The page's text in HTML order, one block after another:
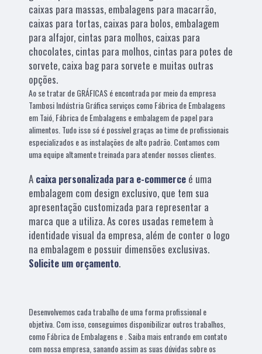
caixas para massas, embalagens para macarrão,
caixas para tortas, caixas para bolos, embalagem
para alfajor, cintas para molhos, caixas para
chocolates, cintas para molhos, cintas para potes de
sorvete, caixa bag para sorvete e muitas outras
opções.
Ao se tratar de GRÁFICAS é encontrada por meio da empresa
Tambosi Indústria Gráfica serviços como Fábrica de Embalagens
em Taió, Fábrica de Embalagens e embalagem de papel para
alimentos. Tudo isso só é possível graças ao time de profissionais
especializados e as instalações de alto padrão. Contamos com
uma equipe altamente treinada para atender nossos clientes.
A caixa personalizada para e-commerce é uma
embalagem com design exclusivo, que tem sua
apresentação customizada para representar a
marca que a utiliza. As cores usadas remetem à
identidade visual da empresa, além de conter o logo
na embalagem e possuir dimensões exclusivas.
Solicite um orçamento.
Desenvolvemos cada trabalho de uma forma profissional e
objetiva. Com isso, conseguimos disponibilizar outros trabalhos,
como Fábrica de Embalagens e . Saiba mais entrando em contato
com nossa empresa, sanando assim as suas dúvidas sobre os